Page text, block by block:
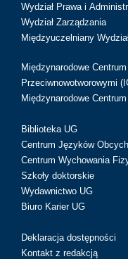
Wydział Prawa i
Wydział Zarządzania
Międzyuczelniany
Międzynarodowe
Przeciwnowotworowymi
Międzynarodowe
Biblioteka UG
Centrum Języków Obcych
Centrum Wychowania
Szkoły doktorskie
Wydawnictwo UG
Biuro Karier UG
Deklaracja dostępności
Kontakt z redakcją